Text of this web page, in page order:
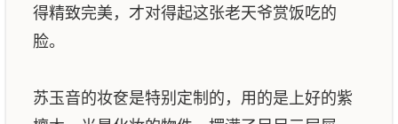
得精致完美，才对得起这张老天爷赏饭吃的
脸。
苏玉音的妆奁是特别定制的，用的是上好的紫